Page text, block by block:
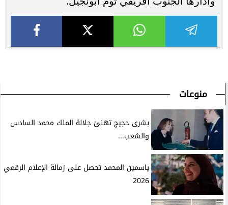
منوعات
بشرى حجيج تهنئ جلالة الملك محمد السادس
والشعب...
ياسمين المحمد تحصل على زمالة الإعلام الرقمي
2026